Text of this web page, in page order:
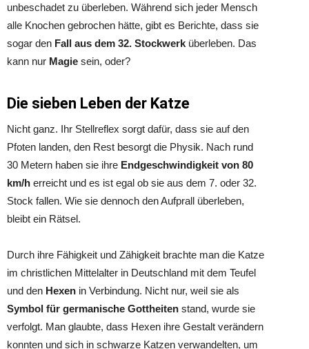
unbeschadet zu überleben. Während sich jeder Mensch
alle Knochen gebrochen hätte, gibt es Berichte, dass sie
sogar den Fall aus dem 32. Stockwerk überleben. Das
kann nur Magie sein, oder?
Die sieben Leben der Katze
Nicht ganz. Ihr Stellreflex sorgt dafür, dass sie auf den
Pfoten landen, den Rest besorgt die Physik. Nach rund
30 Metern haben sie ihre Endgeschwindigkeit von 80
km/h erreicht und es ist egal ob sie aus dem 7. oder 32.
Stock fallen. Wie sie dennoch den Aufprall überleben,
bleibt ein Rätsel.
Durch ihre Fähigkeit und Zähigkeit brachte man die Katze
im christlichen Mittelalter in Deutschland mit dem Teufel
und den Hexen in Verbindung. Nicht nur, weil sie als
Symbol für germanische Gottheiten stand, wurde sie
verfolgt. Man glaubte, dass Hexen ihre Gestalt verändern
konnten und sich in schwarze Katzen verwandelten, um